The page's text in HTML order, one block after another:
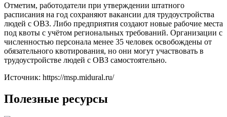
Отметим, работодатели при утверждении штатного
расписания на год сохраняют вакансии для трудоустройства
людей с ОВЗ. Либо предприятия создают новые рабочие места
под квоты с учётом региональных требований. Организации с
численностью персонала менее 35 человек освобождены от
обязательного квотирования, но они могут участвовать в
трудоустройстве людей с ОВЗ самостоятельно.
Источник: https://msp.midural.ru/
Полезные ресурсы